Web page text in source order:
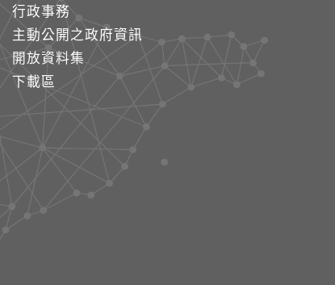
行政事務
主動公開之政府資訊
開放資料集
下載區